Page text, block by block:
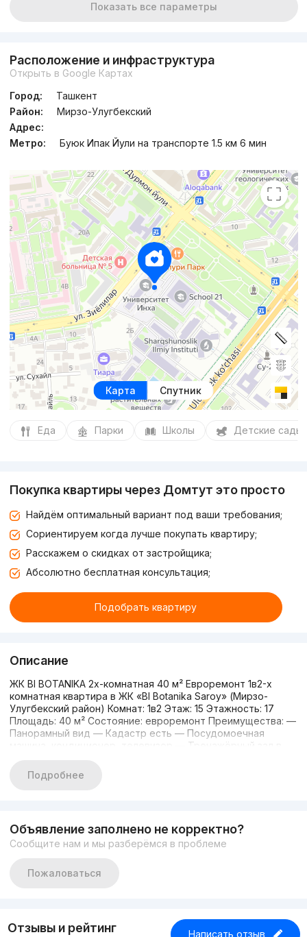
Показать все параметры
Расположение и инфраструктура
Открыть в Google Картах
Город:
Ташкент
Район:
Мирзо-Улугбекский
Адрес:
Метро:
Буюк Ипак Йули на транспорте 1.5 км 6 мин
Карта Спутник
Еда Парки Школы Детские сады
Покупка квартиры через Домтут это просто
Найдём оптимальный вариант под ваши требования;
Сориентируем когда лучше покупать квартиру;
Расскажем о скидках от застройщика;
Абсолютно бесплатная консультация;
Подобрать квартиру
Описание
ЖК BI BOTANIKA 2х-комнатная 40 м² Евроремонт 1в2-х
комнатная квартира в ЖК «BI Botanika Saroy» (Мирзо-
Улугбекский район) Комнат: 1в2 Этаж: 15 Этажность: 17
Площадь: 40 м² Состояние: евроремонт Преимущества: —
Панорамный вид — Кадастр есть — Посудомоечная
машина, кондиционер, телевизор — Тренажёрный зал в
#001839 Цена: 79.000 у.е. Для просмотра свяжитесь прямо
сейчас Тел.: +998917810858 С уважением Илья!
Подробнее
Объявление заполнено не корректно?
Сообщите нам и мы разберёмся в проблеме
Пожаловаться
Отзывы и рейтинг Написать отзыв